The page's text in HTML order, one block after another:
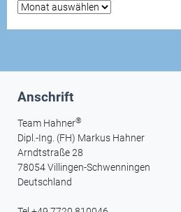
Archiv
Anschrift
Team Hahner®
Dipl.-Ing. (FH) Markus Hahner
Arndtstraße 28
78054 Villingen-Schwenningen
Deutschland